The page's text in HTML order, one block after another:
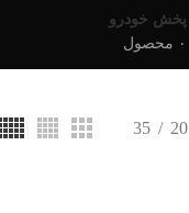
پخش خودرو
۰ محصول
20
35